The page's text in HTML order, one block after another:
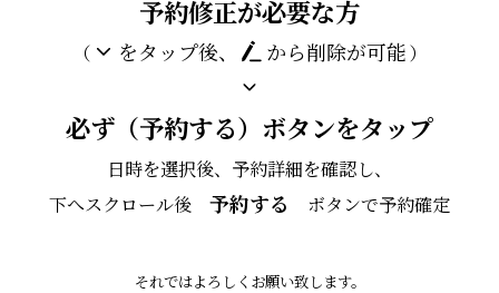
予約修正が必要な方
（ をタップ後、 から削除が可能）
必ず（予約する）ボタンをタップ
日時を選択後、予約詳細を確認し、
下へスクロール後 予約する ボタンで予約確定
それではよろしくお願い致します。